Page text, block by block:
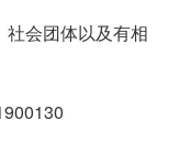
会团体以及有相